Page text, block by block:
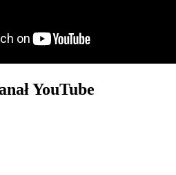
YouTube